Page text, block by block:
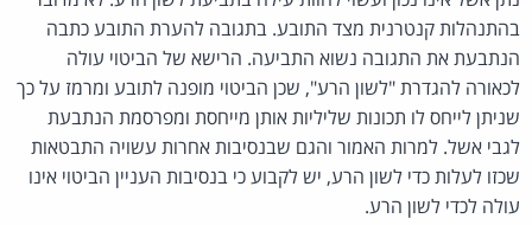
בהתנהלות קנטרנית מצד התובע. בתגובה להערת התובע כתבה
הנתבעת את התגובה נשוא התביעה. הרישא של הביטוי עולה
לכאורה להגדרת "לשון הרע", שכן הביטוי מופנה לתובע ומרמז על כך
שניתן לייחס לו תכונות שליליות אותן מייחסת ומפרסמת הנתבעת
לגבי אשל. למרות האמור והגם שבנסיבות אחרות עשויה התבטאות
שכזו לעלות כדי לשון הרע, יש לקבוע כי בנסיבות העניין הביטוי אינו
עולה לכדי לשון הרע.